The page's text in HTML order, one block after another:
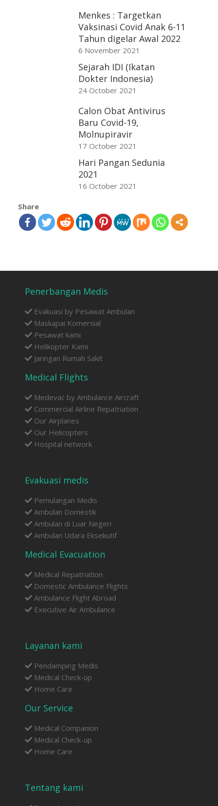
Menkes : Targetkan
Vaksinasi Covid Anak 6-11
Tahun digelar Awal 2022
6 November 2021
Sejarah IDI (Ikatan
Dokter Indonesia)
24 October 2021
Calon Obat Antivirus
Baru Covid-19,
Molnupiravir
17 October 2021
Hari Pangan Sedunia
2021
16 October 2021
Share
Penerbangan Medis
Evakuasi by Pesawat Ambulan
Maskapai Komersial
Pesawat kami
Helikopter Kami
Jaringan Rumah Sakit
Medical Flights
Medevac by Ambulance Aircraft
Commercial Airline Repatriation
Our Airplanes
Our Helicopters
Hospital network
Evakuasi medis
Pemulangan Medis
Ambulan Domestik
Ambulan di Luar Negeri
Ambulan Udara Eksekutif
Medical Evacuation
Medical Repatriation
Domestic Ambulance Flights
Ambulance Flight Abroad
Executive Air Ambulance
Layanan kami
Pendamping Medis
Medical Check-up
Home Care
Our Service
Medical Companion
Medical Check-up
Home Care
Tentang kami